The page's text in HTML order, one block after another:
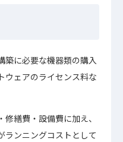
築に必要な機器類の購入
ウェアのライセンス料な
繕費・設備費に加え、
ランニングコストとして